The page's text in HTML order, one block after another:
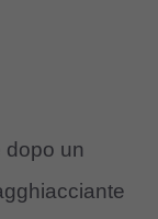
dopo un